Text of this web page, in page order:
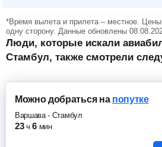
*Время вылета и прилета – местное.
одну сторону. Данные обновлены
Люди, которые искали
Стамбул, также смотрели
Можно добратьсяна попутке
Варшава- Стамбул
23 ч 6 мин